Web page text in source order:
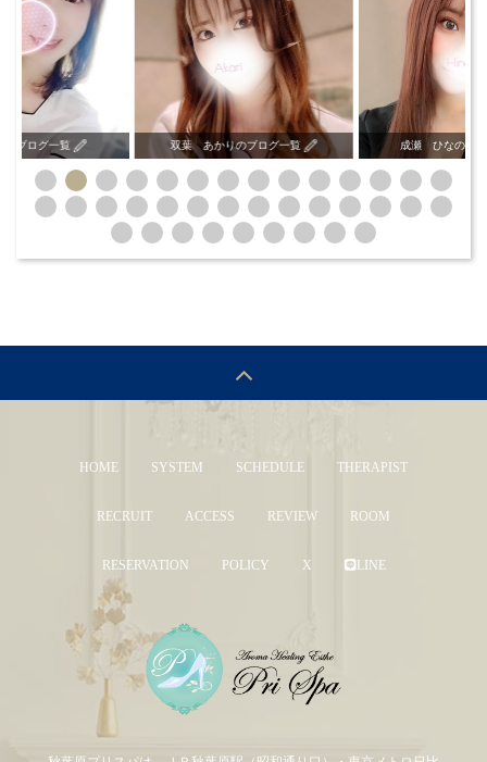
ブログ一覧 双葉 あかりのブログ一覧 成瀬 ひなのブ
HOME SYSTEM SCHEDULE THERAPIST
RECRUIT ACCESS REVIEW ROOM
RESERVATION POLICY X LINE